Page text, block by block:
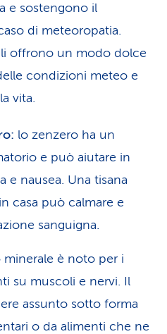
e sostengono il
di meteoropatia.
offrono un modo dolce
condizioni meteo e
vita.
lo zenzero ha un
e può aiutare in
e nausea. Una tisana
casa può calmare e
sanguigna.
minerale è noto per i
su muscoli e nervi. Il
assunto sotto forma
o da alimenti che ne